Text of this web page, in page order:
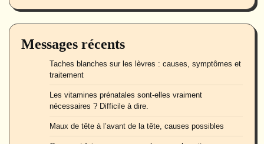
Messages récents
Taches blanches sur les lèvres : causes, symptômes et
traitement
Les vitamines prénatales sont-elles vraiment
nécessaires ? Difficile à dire.
Maux de tête à l’avant de la tête, causes possibles